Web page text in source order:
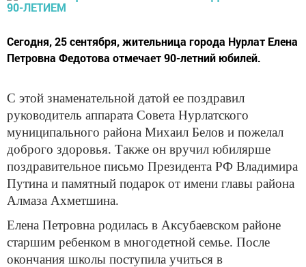
Сегодня, 25 сентября, жительница города Нурлат Елена
Петровна Федотова отмечает 90-летний юбилей.
С этой знаменательной датой ее поздравил
руководитель аппарата Совета Нурлатского
муниципального района Михаил Белов и пожелал
доброго здоровья. Также он вручил юбилярше
поздравительное письмо Президента РФ Владимира
Путина и памятный подарок от имени главы района
Алмаза Ахметшина.
Елена Петровна родилась в Аксубаевском районе
старшим ребенком в многодетной семье. После
окончания школы поступила учиться в